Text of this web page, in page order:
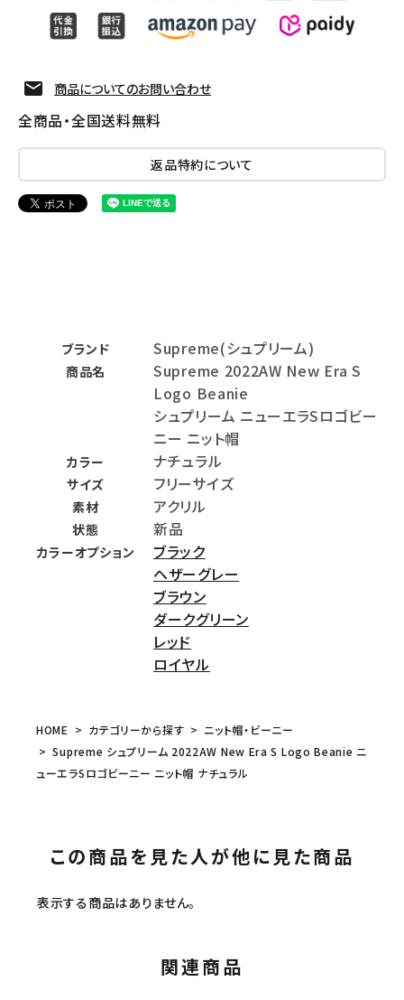
商品についてのお問い合わせ
全商品・全国送料無料
返品特約について
ブランド Supreme(シュプリーム)
商品名
Supreme 2022AW New Era S
Logo Beanie
シュプリーム ニューエラSロゴビー
ニー ニット帽
カラー ナチュラル
サイズ フリーサイズ
素材 アクリル
状態 新品
カラーオプション
ブラック
ヘザーグレー
ブラウン
ダークグリーン
レッド
ロイヤル
HOME カテゴリーから探す
ニット帽・ビーニー
Supreme シュプリーム 2022AW New Era S Logo Beanie ニ
ューエラSロゴビーニー ニット帽 ナチュラル
この商品を見た人が他に見た商品
表示する商品はありません。
関連商品